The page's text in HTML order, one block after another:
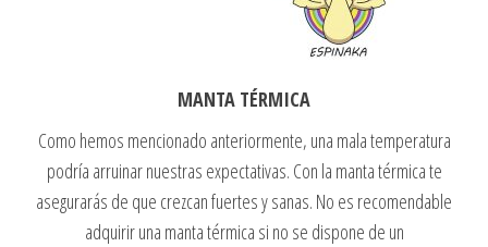
MANTA TÉRMICA
Como hemos mencionado anteriormente, una mala temperatura
podría arruinar nuestras expectativas. Con la manta térmica te
asegurarás de que crezcan fuertes y sanas. No es recomendable
adquirir una manta térmica si no se dispone de un